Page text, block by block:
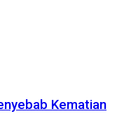
Kematian